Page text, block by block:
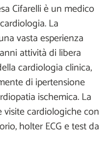
Cifarelli è un medico
La
vasta esperienza
attività di libera
cardiologia clinica,
di ipertensione
ischemica. La
cardiologiche con
holter ECG e test da